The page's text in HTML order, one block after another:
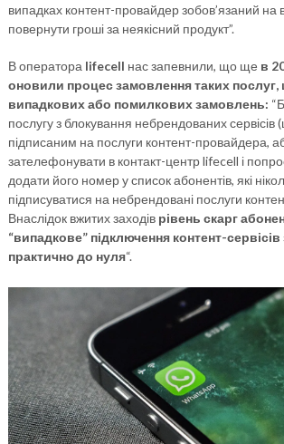
випадках контент-провайдер зобов’язаний на
повернути гроші за неякісний продукт”.
В оператора lifecell нас запевнили, що ще в
оновили процес замовлення таких послуг,
випадкових або помилкових замовлень:
послугу з блокування небрендованих сервісів
підписаним на послуги контент-провайдера,
зателефонувати в контакт-центр lifecell і
додати його номер у список абонентів, які
підписуватися на небрендовані послуги
Внаслідок вжитих заходів рівень скарг
“випадкове” підключення контент-
практично до нуля“.